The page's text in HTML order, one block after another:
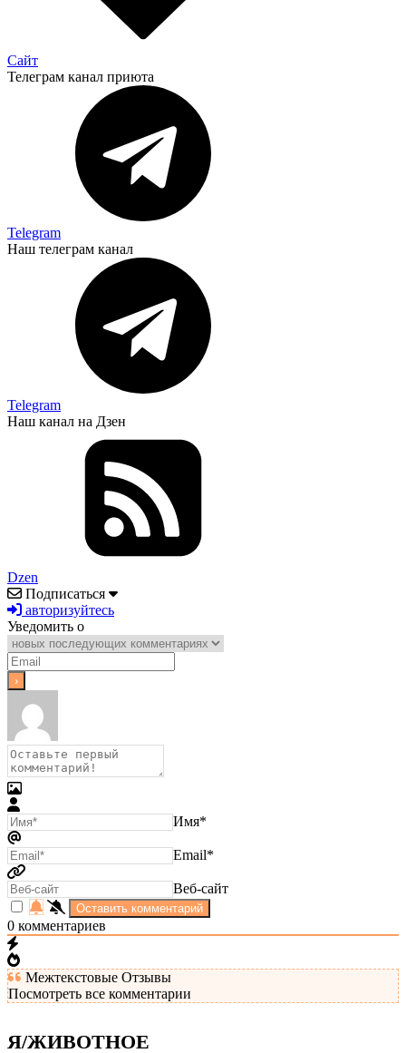
Сайт
Телеграм канал приюта
Telegram
Наш телеграм канал
Telegram
Наш канал на Дзен
Dzen
Подписаться
авторизуйтесь
Уведомить о
Имя*
Email*
Веб-сайт
0 комментариев
Межтекстовые Отзывы
Посмотреть все комментарии
Я/ЖИВОТНОЕ